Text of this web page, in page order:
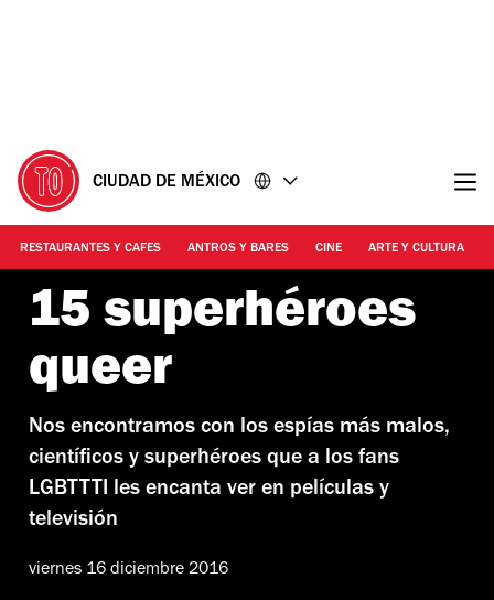
CIUDAD DE MÉXICO
RESTAURANTES Y CAFES ANTROS Y BARES CINE ARTE Y CULTURA
15 superhéroes
queer
Nos encontramos con los espías más malos,
científicos y superhéroes que a los fans
LGBTTTI les encanta ver en películas y
televisión
viernes 16 diciembre 2016